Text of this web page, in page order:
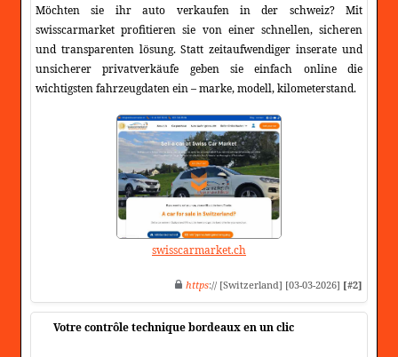
Möchten sie ihr auto verkaufen in der schweiz? Mit
swisscarmarket profitieren sie von einer schnellen, sicheren
und transparenten lösung. Statt zeitaufwendiger inserate und
unsicherer privatverkäufe geben sie einfach online die
wichtigsten fahrzeugdaten ein – marke, modell, kilometerstand.
swisscarmarket.ch
https:// [Switzerland] [03-03-2026] [#2]
Votre contrôle technique bordeaux en un clic